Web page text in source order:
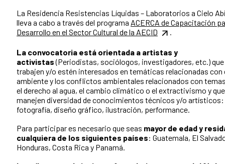
La Residencia Resistencias Líquidas – Laboratorios a Cielo
lleva a cabo a través del programa ACERCA de Capacitación
Desarrollo en el Sector Cultural de la AECID
.
La convocatoria está orientada a artistas y
activistas(Periodistas, sociólogos, investigadores, etc.) que
trabajen y/o estén interesados en temáticas relacionadas con
ambiente y los conflictos ambientales relacionados con
el derecho al agua, el cambio climático o el extractivismo y que
manejen diversidad de conocimientos técnicos y/o
fotografía, diseño gráfico, ilustración, performance.
Para participar es necesario que seas mayor de edad y
cualquiera de los siguientes países: Guatemala, El
Honduras, Costa Rica y Panamá.